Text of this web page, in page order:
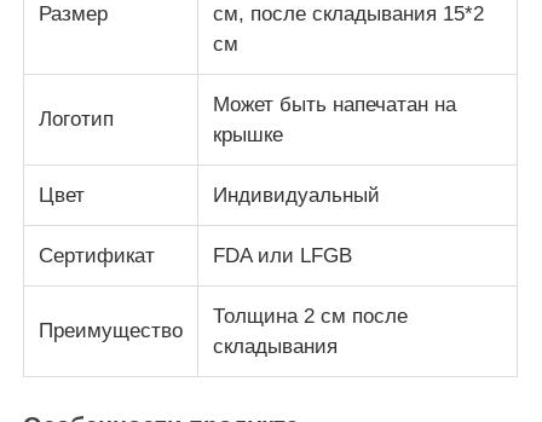
Экскурсия по заводу
Контроль качества
Новости
Случаи
Размер
см, после складывания 15*2
см
Логотип
Может быть напечатан на
крышке
Цвет Индивидуальный
Сертификат FDA или LFGB
Преимущество
Толщина 2 см после
складывания